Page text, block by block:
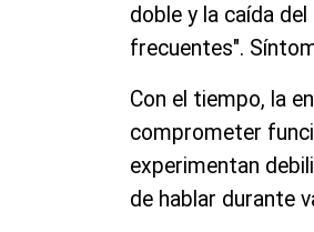
doble y la caída
frecuentes".
Con el tiempo, la
comprometer
experimentan
de hablar durante